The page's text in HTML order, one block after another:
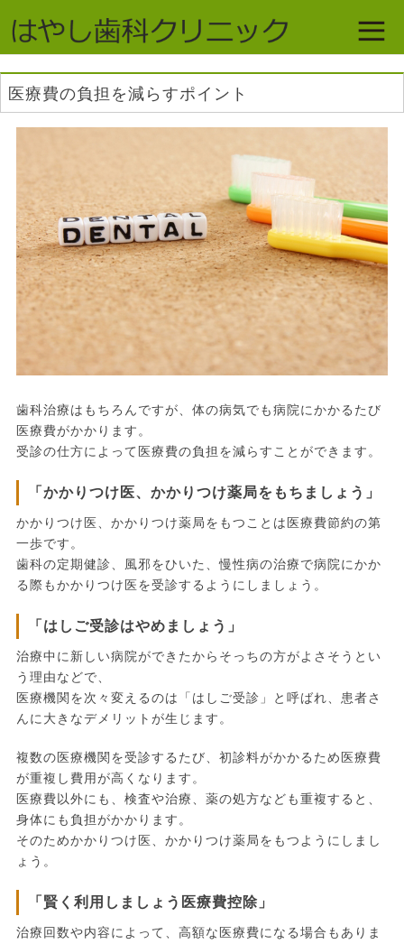
医療費の負担を減らすポイント
歯科治療はもちろんですが、体の病気でも病院にかかるたび
医療費がかかります。
受診の仕方によって医療費の負担を減らすことができます。
「かかりつけ医、かかりつけ薬局をもちましょう」
かかりつけ医、かかりつけ薬局をもつことは医療費節約の第
一歩です。
歯科の定期健診、風邪をひいた、慢性病の治療で病院にかか
る際もかかりつけ医を受診するようにしましょう。
「はしご受診はやめましょう」
治療中に新しい病院ができたからそっちの方がよさそうとい
う理由などで、
医療機関を次々変えるのは「はしご受診」と呼ばれ、患者さ
んに大きなデメリットが生じます。
複数の医療機関を受診するたび、初診料がかかるため医療費
が重複し費用が高くなります。
医療費以外にも、検査や治療、薬の処方なども重複すると、
身体にも負担がかかります。
そのためかかりつけ医、かかりつけ薬局をもつようにしまし
ょう。
「賢く利用しましょう医療費控除」
治療回数や内容によって、高額な医療費になる場合もありま